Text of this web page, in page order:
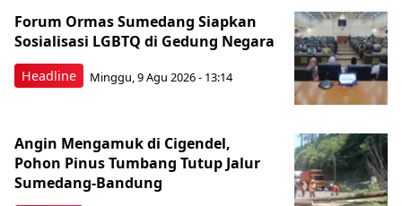
Headline
Forum Ormas Sumedang Siapkan
Sosialisasi LGBTQ di Gedung Negara
Minggu, 9 Agu 2026 - 13:14
Angin Mengamuk di Cigendel,
Pohon Pinus Tumbang Tutup Jalur
Sumedang-Bandung